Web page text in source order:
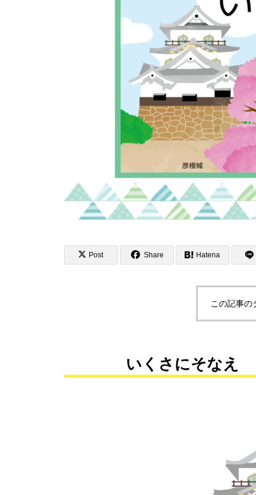
Post Share Hatena
この記事の
いくさにそなえ